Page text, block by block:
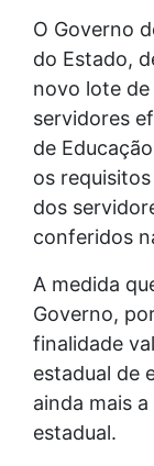
O Governo
do Estado,
novo lote
servidores
de
os
dos
conferidos
A medida
Governo,
finalidade
estadual de
ainda mais
estadual.